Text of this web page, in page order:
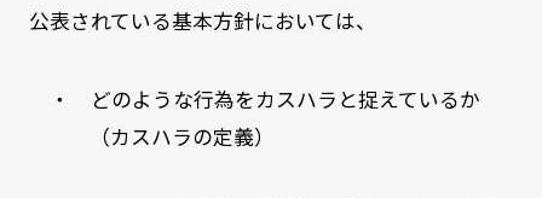
公表されている基本方針においては、
・ どのような行為をカスハラと捉えているか
（カスハラの定義）